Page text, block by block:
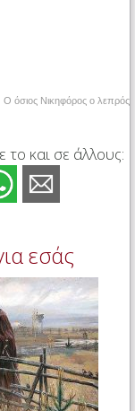
Ο όσιος Νικηφόρος ο λεπρός
το και σε άλλους:
εσάς